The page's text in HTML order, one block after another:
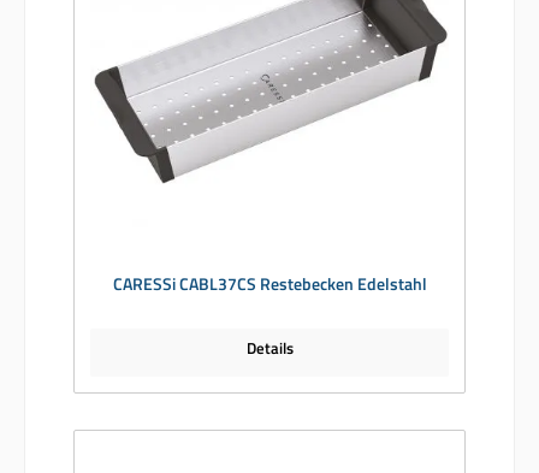
CARESSi CABL37CS Restebecken Edelstahl
Details